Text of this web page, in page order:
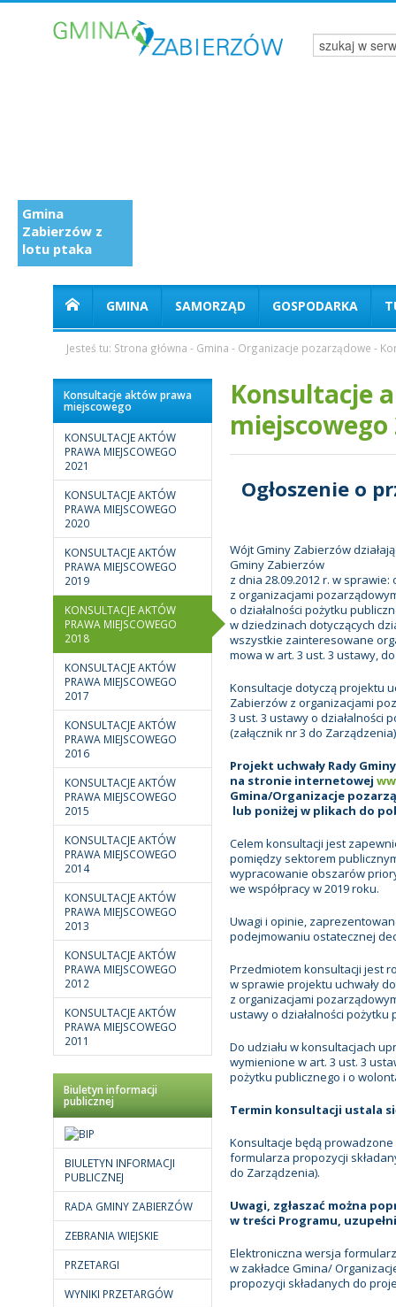
Gmina
Zabierzów z
lotu ptaka
GMINA SAMORZĄD GOSPODARKA
Jesteś tu: Strona główna - Gmina - Organizacje pozarządowe -
Konsultacje aktów prawa
miejscowego
KONSULTACJE AKTÓW
PRAWA MIEJSCOWEGO
2021
KONSULTACJE AKTÓW
PRAWA MIEJSCOWEGO
2020
KONSULTACJE AKTÓW
PRAWA MIEJSCOWEGO
2019
KONSULTACJE AKTÓW
PRAWA MIEJSCOWEGO
2018
KONSULTACJE AKTÓW
PRAWA MIEJSCOWEGO
2017
KONSULTACJE AKTÓW
PRAWA MIEJSCOWEGO
2016
KONSULTACJE AKTÓW
PRAWA MIEJSCOWEGO
2015
KONSULTACJE AKTÓW
PRAWA MIEJSCOWEGO
2014
KONSULTACJE AKTÓW
PRAWA MIEJSCOWEGO
2013
KONSULTACJE AKTÓW
PRAWA MIEJSCOWEGO
2012
KONSULTACJE AKTÓW
PRAWA MIEJSCOWEGO
2011
Biuletyn informacji
publicznej
BIULETYN INFORMACJI
PUBLICZNEJ
RADA GMINY ZABIERZÓW
ZEBRANIA WIEJSKIE
PRZETARGI
WYNIKI PRZETARGÓW
Konsultacje
miejscowego
Ogłoszenie o
Wójt Gminy Zabierzów
Gminy Zabierzów
z dnia 28.09.2012 r. w
z organizacjami
o działalności pożytku
w dziedzinach dotyczących
wszystkie zainteresowane
mowa w art. 3 ust. 3 ustawy,
Konsultacje dotyczą projektu
Zabierzów z organizacjami
3 ust. 3 ustawy o działalności
(załącznik nr 3 do
Projekt uchwały Rady
na stronie internetowej
Gmina/Organizacje
lub poniżej w plikach do
Celem konsultacji jest
pomiędzy sektorem
wypracowanie obszarów
we współpracy w 2019 roku.
Uwagi i opinie,
podejmowaniu ostatecznej
Przedmiotem konsultacji jest
w sprawie projektu uchwały
z organizacjami
ustawy o działalności pożytku
Do udziału w konsultacjach
wymienione w art. 3 ust. 3
pożytku publicznego i o
Termin konsultacji ustala
Konsultacje będą
formularza propozycji
do Zarządzenia).
Uwagi, zgłaszać można
w treści Programu,
Elektroniczna wersja
w zakładce Gmina/
propozycji składanych do